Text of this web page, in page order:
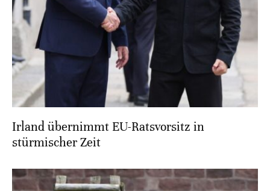
Irland übernimmt EU-Ratsvorsitz in
stürmischer Zeit